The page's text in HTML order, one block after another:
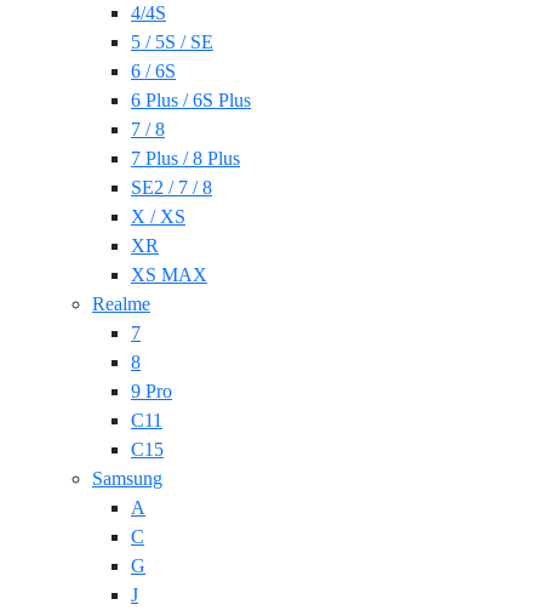
4/4S
5 / 5S / SE
6 / 6S
6 Plus / 6S Plus
7 / 8
7 Plus / 8 Plus
SE2 / 7 / 8
X / XS
XR
XS MAX
Realme
7
8
9 Pro
C11
C15
Samsung
A
C
G
J